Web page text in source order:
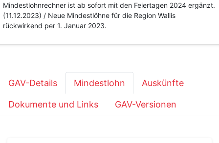
Mindestlohnrechner ist ab sofort mit den Feiertagen 2024 ergänzt.
(11.12.2023) / Neue Mindestlöhne für die Region Wallis
rückwirkend per 1. Januar 2023.
GAV-Details Mindestlohn Auskünfte
Dokumente und Links GAV-Versionen